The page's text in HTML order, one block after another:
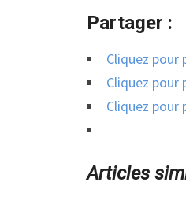
Partager :
Cliquez pour
Cliquez
Cliquez
Articles